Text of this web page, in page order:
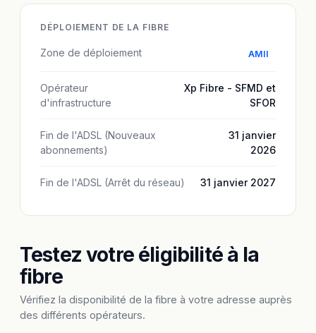
DÉPLOIEMENT DE LA FIBRE
Zone de déploiement AMII
Opérateur
d'infrastructure
Xp Fibre - SFMD et
SFOR
Fin de l'ADSL (Nouveaux
abonnements)
31 janvier
2026
Fin de l'ADSL (Arrêt du réseau) 31 janvier 2027
Testez votre éligibilité à la
fibre
Vérifiez la disponibilité de la fibre à votre adresse auprès
des différents opérateurs.